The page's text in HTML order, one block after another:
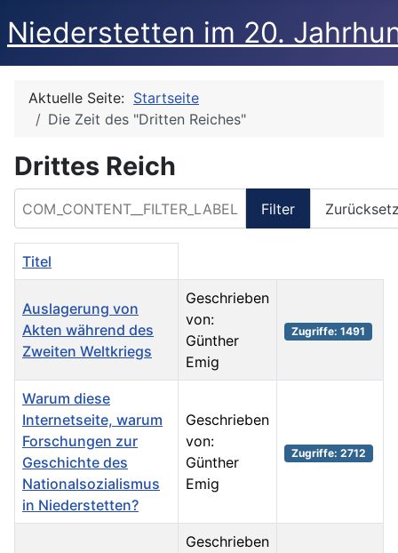
Niederstetten im 20.
Aktuelle Seite: Startseite
Die Zeit des "Dritten Reiches"
Drittes Reich
Filter
Titel
Auslagerung von
Akten während des
Zweiten Weltkriegs
Geschrieben
von:
Günther
Emig
Zugriffe: 1491
Warum diese
Internetseite, warum
Forschungen zur
Geschichte des
Nationalsozialismus
in Niederstetten?
Geschrieben
von:
Günther
Emig
Zugriffe: 2712
Geschrieben